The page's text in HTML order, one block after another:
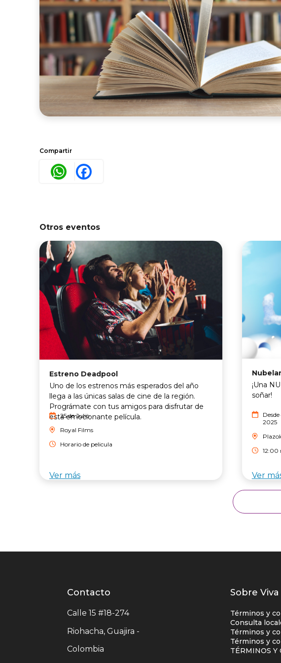
Compartir
WhatsApp
Otros eventos
Estreno Deadpool
Uno de los estrenos más esperados del año
llega a las únicas salas de cine de la región.
Prográmate con tus amigos para disfrutar de
esta emocionante película.
25 de Julio
Royal Films
Horario de pelicula
Ver más
¡Una
soñar!
2025
12:00
Ver
Contacto
centro
Contacto
Calle 15 #18-274
Riohacha, Guajira -
Colombia
Listados
enlaces
centro
Sobre Viva
Términos y
Consulta
Términos y
Términos y
TÉRMINOS Y